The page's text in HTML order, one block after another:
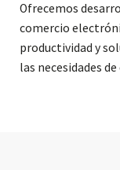
Ofrecemos
comercio
productividad y
las necesidades